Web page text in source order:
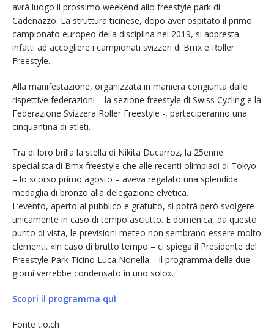
avrà luogo il prossimo weekend allo freestyle park di
Cadenazzo. La struttura ticinese, dopo aver ospitato il primo
campionato europeo della disciplina nel 2019, si appresta
infatti ad accogliere i campionati svizzeri di Bmx e Roller
Freestyle.
Alla manifestazione, organizzata in maniera congiunta dalle
rispettive federazioni – la sezione freestyle di Swiss Cycling e la
Federazione Svizzera Roller Freestyle -, parteciperanno una
cinquantina di atleti.
Tra di loro brilla la stella di Nikita Ducarroz, la 25enne
specialista di Bmx freestyle che alle recenti olimpiadi di Tokyo
– lo scorso primo agosto – aveva regalato una splendida
medaglia di bronzo alla delegazione elvetica.
L’evento, aperto al pubblico e gratuito, si potrà però svolgere
unicamente in caso di tempo asciutto. E domenica, da questo
punto di vista, le previsioni meteo non sembrano essere molto
clementi. «In caso di brutto tempo – ci spiega il Presidente del
Freestyle Park Ticino Luca Nonella – il programma della due
giorni verrebbe condensato in uno solo».
Scopri il programma quì
Fonte tio.ch